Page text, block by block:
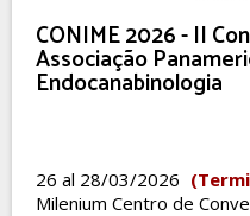
CONIME 2026 - II
Associação
Endocanabinologia
26 al 28/03/2026
Milenium Centro de